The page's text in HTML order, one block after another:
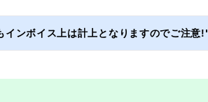
ンボイス上は計上となりますのでご注意!'